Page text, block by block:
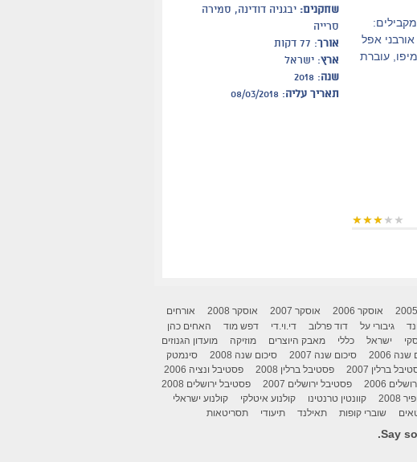
שחקנים: יבגניה דודינה, סמירה
סרייה
אורך: 77 דקות
ארץ: ישראל
שנה: 2018
תאריך עליה: 08/03/2018
אפל
עוברת
אוסקר 2006 אוסקר 2007 אוסקר 2008
אורחים
גיבורי על דוד פרלוב די.וי.די דפש מוד
האחים כהן
ישראל כללי מאבק היוצרים מוזיקה
מועדון הגנוזים
2006 סיכום שנה 2007 סיכום שנה 2008
סינמטק
ברלין 2007 פסטיבל ברלין 2008
פסטיבל ונציה 2006
2006 פסטיבל ירושלים 2007
פסטיבל ירושלים 2008
קוונטין טרנטינו קולנוע איטלקי
קולנוע ישראלי
שוברי קופות תאילנד תיעודי תסריטאות